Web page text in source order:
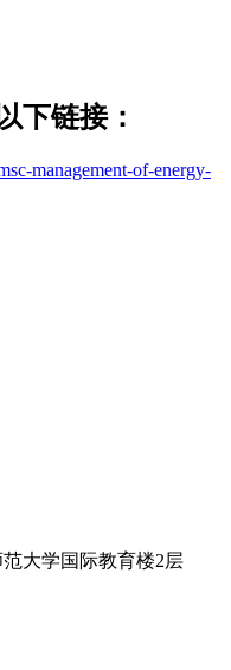
下链接：
management-of-energy-
范大学国际教育楼2层